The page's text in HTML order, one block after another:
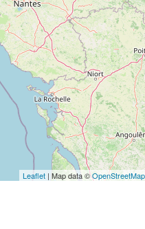
Leaflet | Map data ©